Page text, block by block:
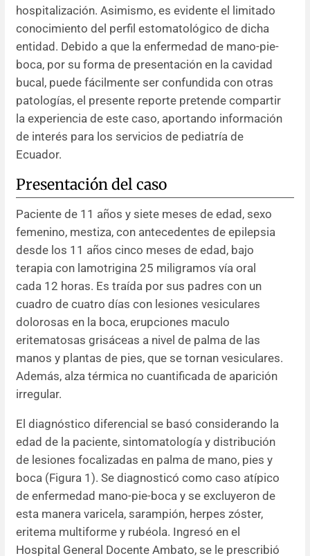
hospitalización. Asimismo, es evidente el limitado
conocimiento del perfil estomatológico de dicha
entidad. Debido a que la enfermedad de mano-pie-
boca, por su forma de presentación en la cavidad
bucal, puede fácilmente ser confundida con otras
patologías, el presente reporte pretende compartir
la experiencia de este caso, aportando información
de interés para los servicios de pediatría de
Ecuador.
Presentación del caso
Paciente de 11 años y siete meses de edad, sexo
femenino, mestiza, con antecedentes de epilepsia
desde los 11 años cinco meses de edad, bajo
terapia con lamotrigina 25 miligramos vía oral
cada 12 horas. Es traída por sus padres con un
cuadro de cuatro días con lesiones vesiculares
dolorosas en la boca, erupciones maculo
eritematosas grisáceas a nivel de palma de las
manos y plantas de pies, que se tornan vesiculares.
Además, alza térmica no cuantificada de aparición
irregular.
El diagnóstico diferencial se basó considerando la
edad de la paciente, sintomatología y distribución
de lesiones focalizadas en palma de mano, pies y
boca (Figura 1). Se diagnosticó como caso atípico
de enfermedad mano-pie-boca y se excluyeron de
esta manera varicela, sarampión, herpes zóster,
eritema multiforme y rubéola. Ingresó en el
Hospital General Docente Ambato, se le prescribió